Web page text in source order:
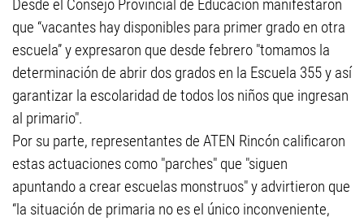
Desde el Consejo Provincial de Educación manifestaron
que “vacantes hay disponibles para primer grado en otra
escuela” y expresaron que desde febrero "tomamos la
determinación de abrir dos grados en la Escuela 355 y así
garantizar la escolaridad de todos los niños que ingresan
al primario".
Por su parte, representantes de ATEN Rincón calificaron
estas actuaciones como "parches" que "siguen
apuntando a crear escuelas monstruos" y advirtieron que
“la situación de primaria no es el único inconveniente,